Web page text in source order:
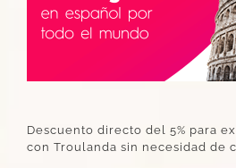
Descuento directo del 5% para
con Troulanda sin necesidad de